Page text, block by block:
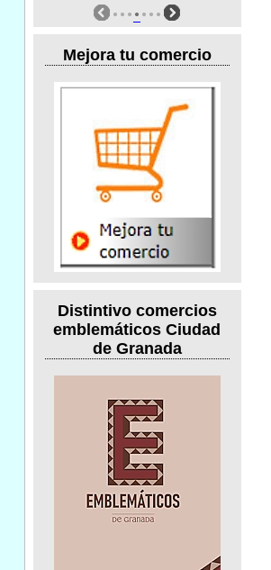
Mejora tu comercio
Distintivo comercios
emblemáticos Ciudad
de Granada